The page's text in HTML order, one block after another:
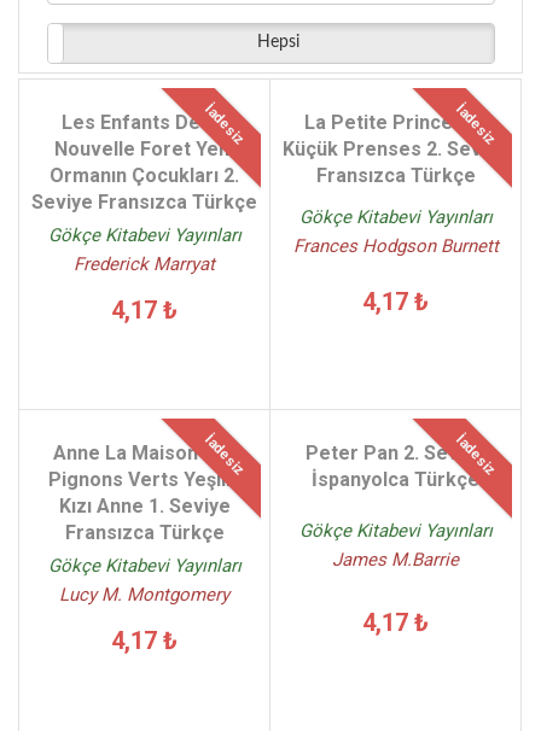
Hepsi
İadesiz
Les Enfants De La
Nouvelle Foret Yeni
Ormanın Çocukları 2.
Seviye Fransızca Türkçe
Gökçe Kitabevi Yayınları
Frederick Marryat
4,17 ₺
İadesiz
La Petite Princesse
Küçük Prenses 2. Seviye
Fransızca Türkçe
Gökçe Kitabevi Yayınları
Frances Hodgson Burnett
4,17 ₺
İadesiz
Anne La Maison Aux
Pignons Verts Yeşilin
Kızı Anne 1. Seviye
Fransızca Türkçe
Gökçe Kitabevi Yayınları
Lucy M. Montgomery
4,17 ₺
İadesiz
Peter Pan 2. Seviye
İspanyolca Türkçe
Gökçe Kitabevi Yayınları
James M.Barrie
4,17 ₺